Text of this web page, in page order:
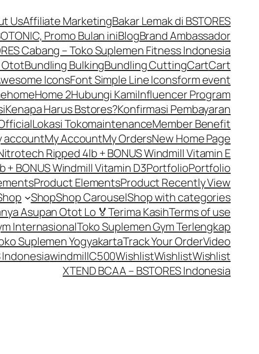
UsAffiliate MarketingBakar Lemak di BSTORES
Promo Bulan iniBlogBrand Ambassador
Cabang – Toko Suplemen Fitness Indonesia
OtotBundling BulkingBundling CuttingCartCart
IconsFont Simple Line Iconsform event
homeHome 2Hubungi KamiInfluencer Program
Kenapa Harus Bstores?Konfirmasi Pembayaran
Lokasi TokomaintenanceMember Benefit
accountMy AccountMy OrdersNew Home Page
Ripped 4lb + BONUS Windmill Vitamin E
BONUS Windmill Vitamin D3PortfolioPortfolio
Product ElementsProduct Recently View
ShopShop CarouselShop with categories
Asupan Otot Lo 🏅Terima KasihTerms of use
InternasionalToko Suplemen Gym Terlengkap
Suplemen YogyakartaTrack Your OrderVideo
IndonesiawindmillC500WishlistWishlistWishlist
XTEND BCAA – BSTORES Indonesia